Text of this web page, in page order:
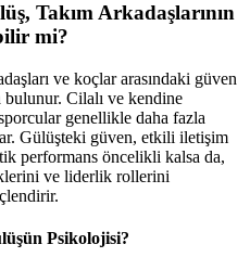
Takım Arkadaşlarının
mi?
ve koçlar arasındaki güven
bulunur. Cilalı ve kendine
genellikle daha fazla
Gülüşteki güven, etkili iletişim
performans öncelikli kalsa da,
ve liderlik rollerini
Psikolojisi?